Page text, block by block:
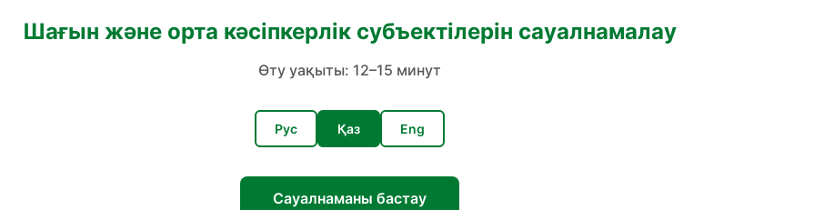
Шағын және орта кәсіпкерлік субъектілерін сауалнамалау
Өту уақыты: 12–15 минут
Рус Қаз Eng
Сауалнаманы бастау